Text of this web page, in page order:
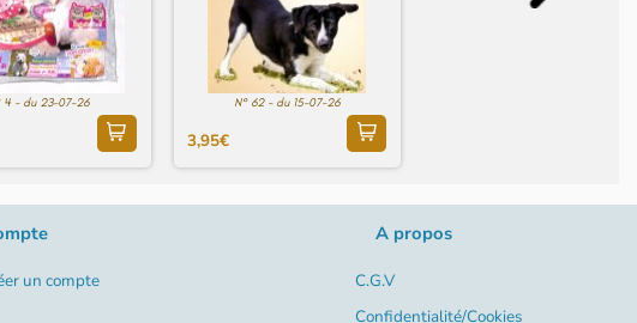
4 - du 23-07-26 N° 62 - du 15-07-26
3,95€
un compte
A propos
C.G.V
Confidentialité/Cookies